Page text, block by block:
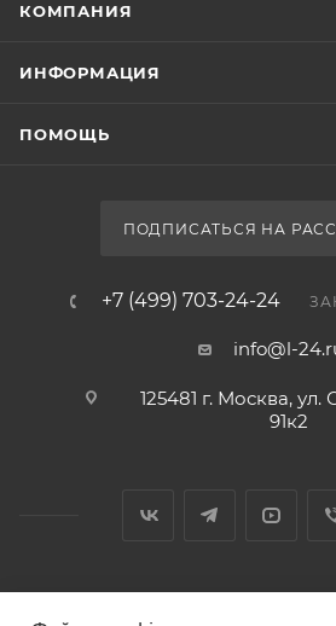
КОМПАНИЯ
ИНФОРМАЦИЯ
ПОМОЩЬ
ПОДПИСАТЬСЯ НА
+7 (499) 703-24-24
info@l-
125481 г. Москва,
91к2